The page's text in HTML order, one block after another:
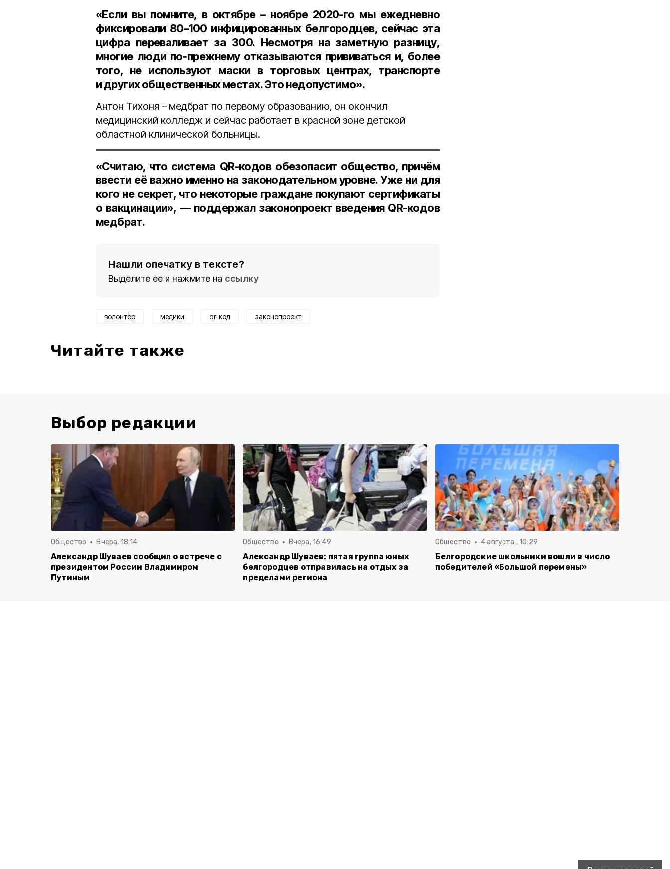
«Если вы помните, в октябре – ноябре 2020-го мы ежедневно
фиксировали 80–100 инфицированных белгородцев, сейчас эта
цифра переваливает за 300. Несмотря на заметную разницу,
многие люди по‑прежнему отказываются прививаться и, более
того, не используют маски в торговых центрах, транспорте
и других общественных местах. Это недопустимо».
Антон Тихоня – медбрат по первому образованию, он окончил
медицинский колледж и сейчас работает в красной зоне детской
областной клинической больницы.
«Считаю, что система QR-кодов обезопасит общество, причём
ввести её важно именно на законодательном уровне. Уже ни для
кого не секрет, что некоторые граждане покупают сертификаты
о вакцинации», — поддержал законопроект введения QR-кодов
медбрат.
Нашли опечатку в тексте?
Выделите ее и нажмите на ссылку
волонтёр медики qr-код законопроект
Читайте также
Выбор редакции
Общество Вчера, 18:14
Александр Шуваев сообщил о встрече с
президентом России Владимиром
Путиным
Общество Вчера, 16:49
Александр Шуваев: пятая группа юных
белгородцев отправилась на отдых за
пределами региона
Общество 4 августа , 10:29
Белгородские школьники вошли в число
победителей «Большой перемены»